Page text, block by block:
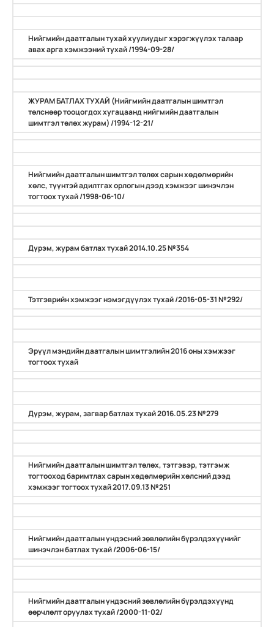
Нийгмийн даатгалын тухай хуулиудыг хэрэгжүүлэх талаар
авах арга хэмжээний тухай /1994-09-28/
ЖУРАМ БАТЛАХ ТУХАЙ (Нийгмийн даатгалын шимтгэл
төлснөөр тооцогдох хугацаанд нийгмийн даатгалын
шимтгэл төлөх журам) /1994-12-21/
Нийгмийн даатгалын шимтгэл төлөх сарын хөдөлмөрийн
хөлс, түүнтэй адилтгах орлогын дээд хэмжээг шинэчлэн
тогтоох тухай /1998-06-10/
Дүрэм, журам батлах тухай 2014.10.25 №354
Тэтгэврийн хэмжээг нэмэгдүүлэх тухай /2016-05-31 №292/
Эрүүл мэндийн даатгалын шимтгэлийн 2016 оны хэмжээг
тогтоох тухай
Дүрэм, журам, загвар батлах тухай 2016.05.23 №279
Нийгмийн даатгалын шимтгэл төлөх, тэтгэвэр, тэтгэмж
тогтооход баримтлах сарын хөдөлмөрийн хөлсний дээд
хэмжээг тогтоох тухай 2017.09.13 №251
Нийгмийн даатгалын үндэсний зөвлөлийн бүрэлдэхүүнийг
шинэчлэн батлах тухай /2006-06-15/
Нийгмийн даатгалын үндэсний зөвлөлийн бүрэлдэхүүнд
өөрчлөлт оруулах тухай /2000-11-02/